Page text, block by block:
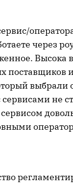
через
Высока
поставщиков
выбрали
не